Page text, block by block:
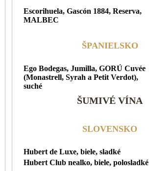
Escorihuela, Gascón 1884, Reserva,
MALBEC
ŠPANIELSKO
Ego Bodegas, Jumilla, GORÚ Cuvée
(Monastrell, Syrah a Petit Verdot),
suché
ŠUMIVÉ VÍNA
SLOVENSKO
Hubert de Luxe, biele, sladké
Hubert Club nealko, biele, polosladké